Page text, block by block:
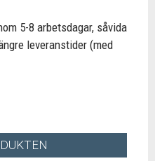
5-8 arbetsdagar, såvida
leveranstider (med